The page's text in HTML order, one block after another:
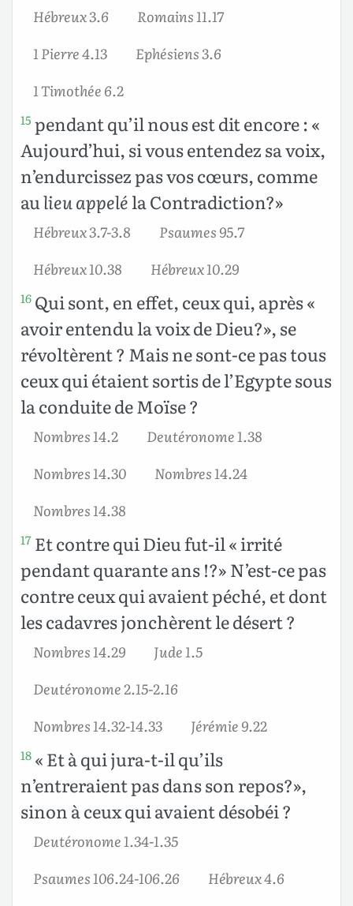
Hébreux 3.6
Romains 11.17
1 Pierre 4.13
Ephésiens 3.6
1 Timothée 6.2
15 pendant qu’il nous est dit encore : «
Aujourd’hui, si vous entendez sa voix,
n’endurcissez pas vos cœurs, comme
aulieu appeléla Contradiction?»
Hébreux 3.7-3.8
Psaumes 95.7
Hébreux 10.38
Hébreux 10.29
16 Qui sont, en effet, ceux qui, après «
avoir entendu la voix de Dieu?», se
révoltèrent ? Mais ne sont-ce pas tous
ceux qui étaient sortis de l’Egypte sous
la conduite de Moïse ?
Nombres 14.2
Deutéronome 1.38
Nombres 14.30
Nombres 14.24
Nombres 14.38
17 Et contre qui Dieu fut-il « irrité
pendant quarante ans !?» N’est-ce pas
contre ceux qui avaient péché, et dont
les cadavres jonchèrent le désert ?
Nombres 14.29
Jude 1.5
Deutéronome 2.15-2.16
Nombres 14.32-14.33
Jérémie 9.22
18 « Et à qui jura-t-il qu’ils
n’entreraient pas dans son repos?»,
sinon à ceux qui avaient désobéi ?
Deutéronome 1.34-1.35
Psaumes 106.24-106.26
Hébreux 4.6